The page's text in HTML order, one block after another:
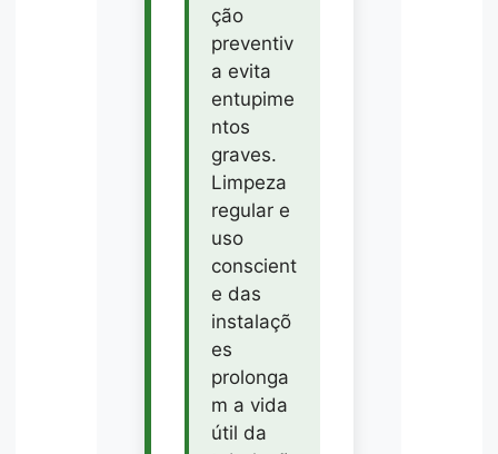
ção
preventiv
a evita
entupime
ntos
graves.
Limpeza
regular e
uso
conscient
e das
instalaçõ
es
prolonga
m a vida
útil da